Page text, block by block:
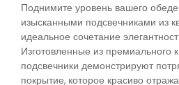
Поднимите уровень вашего
изысканными подсвечниками из
идеальное сочетание
Изготовленные из премиального
подсвечники демонстрируют
покрытие, которое красиво